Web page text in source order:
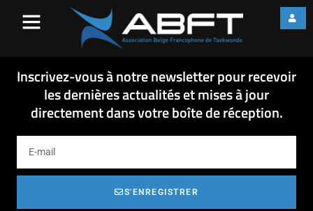
Open brussels Cup
14-11-20 Dossier competition Open brussels Cup
Inscrivez-vous à notre newsletter pour recevoir
les dernières actualités et mises à jour
directement dans votre boîte de réception.
S'ENREGISTRER